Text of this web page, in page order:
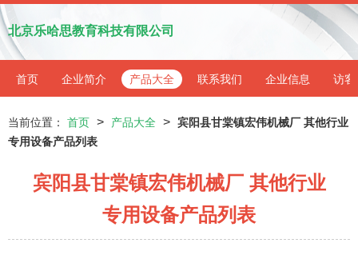
北京乐哈思教育科技有限公司
首页 企业简介 产品大全 联系我们 企业信息 访客
当前位置： 首页 > 产品大全 > 宾阳县甘棠镇宏伟机械厂 其他行业
专用设备产品列表
宾阳县甘棠镇宏伟机械厂 其他行业
专用设备产品列表